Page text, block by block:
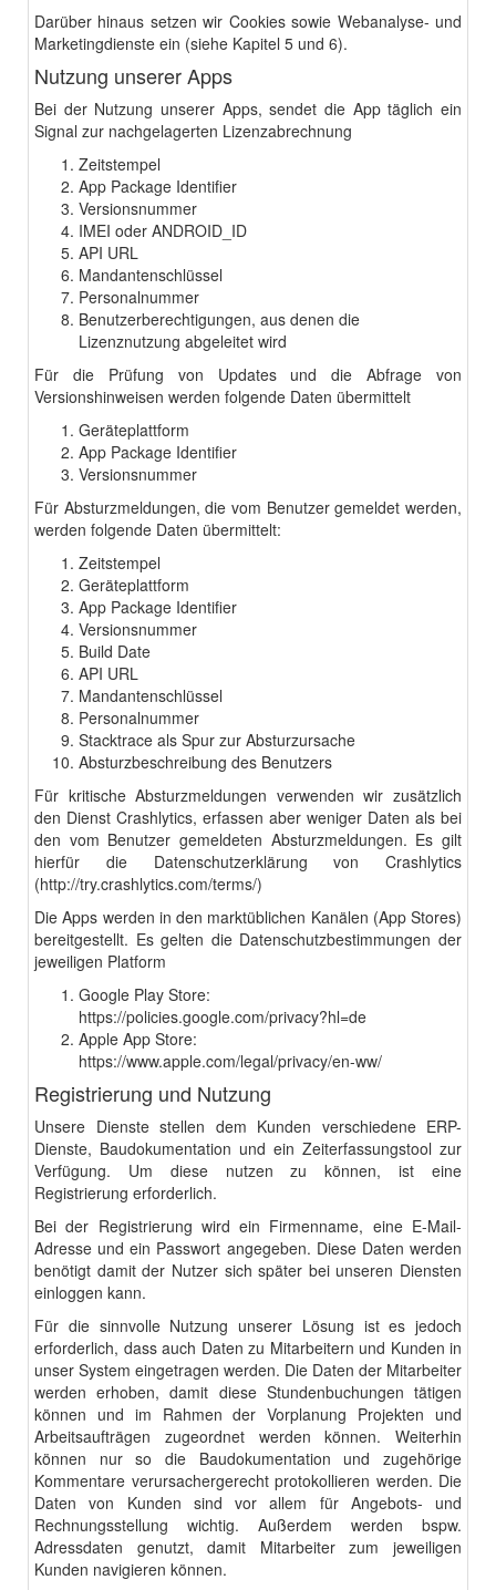
Darüber hinaus setzen wir Cookies sowie Webanalyse- und
Marketingdienste ein (siehe Kapitel 5 und 6).
Nutzung unserer Apps
Bei der Nutzung unserer Apps, sendet die App täglich ein
Signal zur nachgelagerten Lizenzabrechnung
Zeitstempel
App Package Identifier
Versionsnummer
IMEI oder ANDROID_ID
API URL
Mandantenschlüssel
Personalnummer
Benutzerberechtigungen, aus denen die
Lizenznutzung abgeleitet wird
Für die Prüfung von Updates und die Abfrage von
Versionshinweisen werden folgende Daten übermittelt
Geräteplattform
App Package Identifier
Versionsnummer
Für Absturzmeldungen, die vom Benutzer gemeldet werden,
werden folgende Daten übermittelt:
Zeitstempel
Geräteplattform
App Package Identifier
Versionsnummer
Build Date
API URL
Mandantenschlüssel
Personalnummer
Stacktrace als Spur zur Absturzursache
Absturzbeschreibung des Benutzers
Für kritische Absturzmeldungen verwenden wir zusätzlich
den Dienst Crashlytics, erfassen aber weniger Daten als bei
den vom Benutzer gemeldeten Absturzmeldungen. Es gilt
hierfür die Datenschutzerklärung von Crashlytics
(http://try.crashlytics.com/terms/)
Die Apps werden in den marktüblichen Kanälen (App Stores)
bereitgestellt. Es gelten die Datenschutzbestimmungen der
jeweiligen Platform
Google Play Store:
https://policies.google.com/privacy?hl=de
Apple App Store:
https://www.apple.com/legal/privacy/en-ww/
Registrierung und Nutzung
Unsere Dienste stellen dem Kunden verschiedene ERP-
Dienste, Baudokumentation und ein Zeiterfassungstool zur
Verfügung. Um diese nutzen zu können, ist eine
Registrierung erforderlich.
Bei der Registrierung wird ein Firmenname, eine E-Mail-
Adresse und ein Passwort angegeben. Diese Daten werden
benötigt damit der Nutzer sich später bei unseren Diensten
einloggen kann.
Für die sinnvolle Nutzung unserer Lösung ist es jedoch
erforderlich, dass auch Daten zu Mitarbeitern und Kunden in
unser System eingetragen werden. Die Daten der Mitarbeiter
werden erhoben, damit diese Stundenbuchungen tätigen
können und im Rahmen der Vorplanung Projekten und
Arbeitsaufträgen zugeordnet werden können. Weiterhin
können nur so die Baudokumentation und zugehörige
Kommentare verursachergerecht protokollieren werden. Die
Daten von Kunden sind vor allem für Angebots- und
Rechnungsstellung wichtig. Außerdem werden bspw.
Adressdaten genutzt, damit Mitarbeiter zum jeweiligen
Kunden navigieren können.